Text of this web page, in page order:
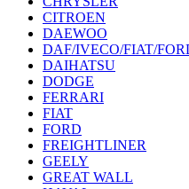
CITROEN
DAEWOO
DAF/IVECO/FIAT/
DAIHATSU
DODGE
FERRARI
FIAT
FORD
FREIGHTLINER
GEELY
GREAT WALL